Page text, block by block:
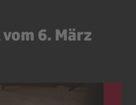
6. März